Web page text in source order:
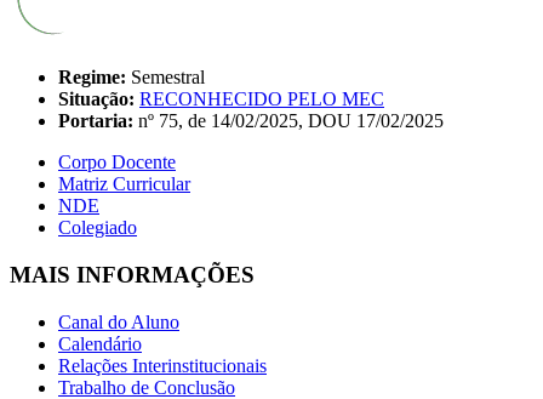
Regime: Semestral
Situação: RECONHECIDO PELO MEC
Portaria: nº 75, de 14/02/2025, DOU 17/02/2025
Corpo Docente
Matriz Curricular
NDE
Colegiado
MAIS INFORMAÇÕES
Canal do Aluno
Calendário
Relações Interinstitucionais
Trabalho de Conclusão